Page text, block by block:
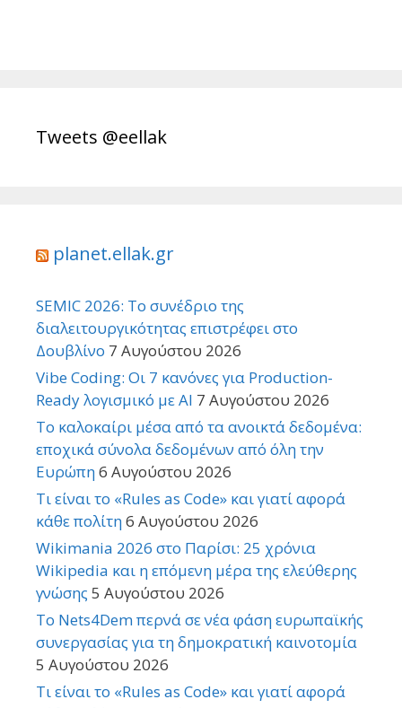
Tweets @eellak
planet.ellak.gr
SEMIC 2026: Το συνέδριο της
διαλειτουργικότητας επιστρέφει στο
Δουβλίνο 7 Αυγούστου 2026
Vibe Coding: Οι 7 κανόνες για Production-
Ready λογισμικό με AI 7 Αυγούστου 2026
Το καλοκαίρι μέσα από τα ανοικτά δεδομένα:
εποχικά σύνολα δεδομένων από όλη την
Ευρώπη6 Αυγούστου 2026
Τι είναι το «Rules as Code» και γιατί αφορά
κάθε πολίτη6 Αυγούστου 2026
Wikimania 2026 στο Παρίσι: 25 χρόνια
Wikipedia και η επόμενη μέρα της ελεύθερης
γνώσης 5 Αυγούστου 2026
Το Nets4Dem περνά σε νέα φάση ευρωπαϊκής
συνεργασίας για τη δημοκρατική καινοτομία
5 Αυγούστου 2026
Τι είναι το «Rules as Code» και γιατί αφορά